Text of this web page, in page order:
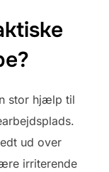
stor hjælp til
ud over
irriterende